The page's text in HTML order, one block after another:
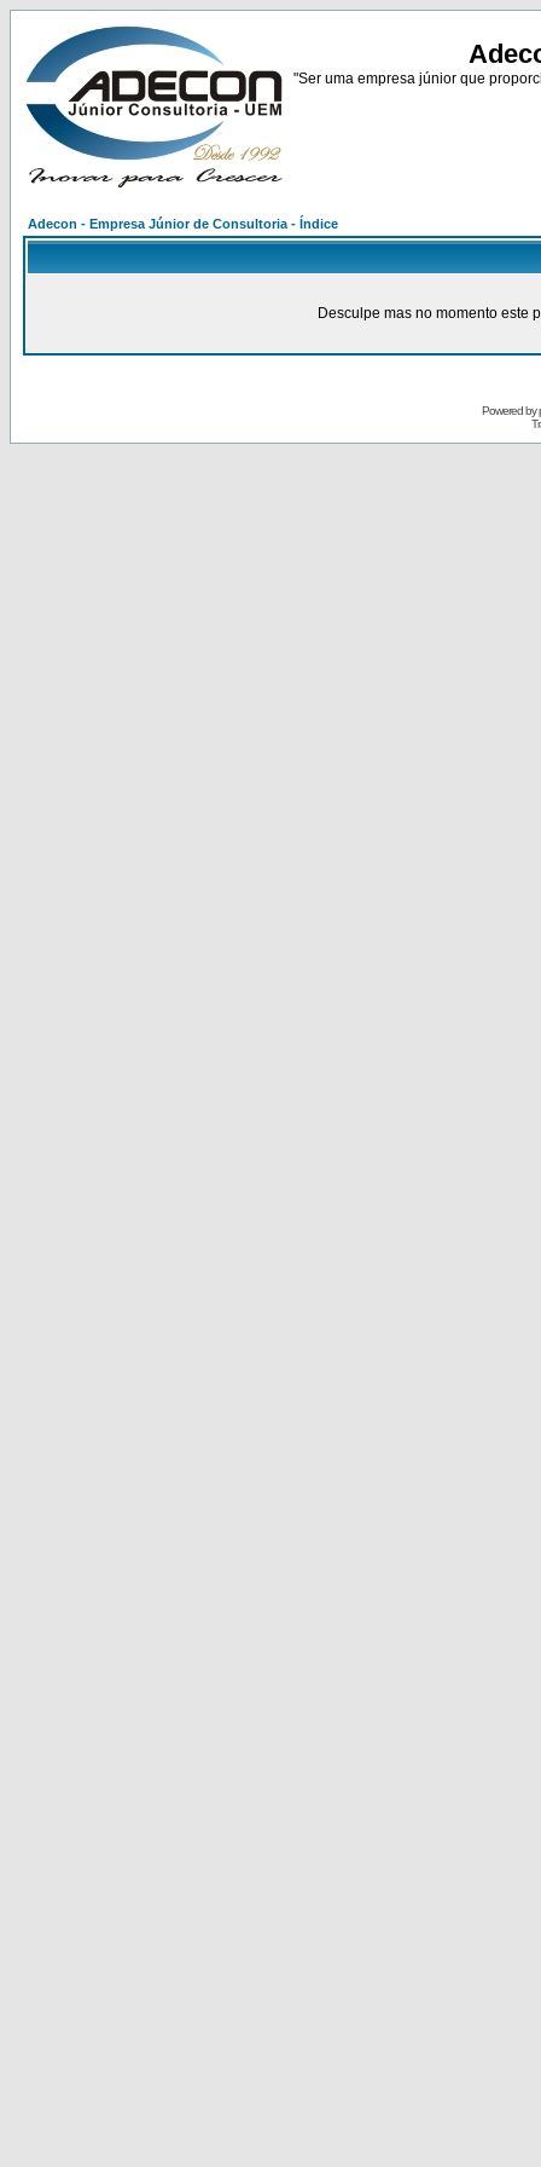
"Ser uma empresa júnior que
Adecon - Empresa Júnior de Consultoria - Índice
Desculpe mas no momento este
Powered by